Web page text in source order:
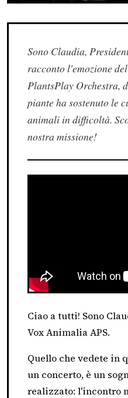
Sono Claudia,
racconto l'emozione
PlantsPlay Orchestra,
piante ha sostenuto le
animali in difficoltà.
nostra missione!
Ciao a tutti! Sono
Vox Animalia APS.
Quello che vedete in
un concerto, è un
realizzato: l'incontro